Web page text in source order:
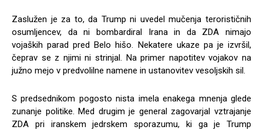
Zaslužen je za to, da Trump ni uvedel mučenja terorističnih
osumljencev, da ni bombardiral Irana in da ZDA nimajo
vojaških parad pred Belo hišo. Nekatere ukaze pa je izvršil,
čeprav se z njimi ni strinjal. Na primer napotitev vojakov na
južno mejo v predvolilne namene in ustanovitev vesoljskih sil.
S predsednikom pogosto nista imela enakega mnenja glede
zunanje politike. Med drugim je general zagovarjal vztrajanje
ZDA pri iranskem jedrskem sporazumu, ki ga je Trump